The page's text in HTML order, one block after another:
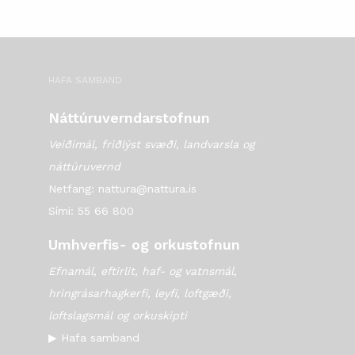
HAFA SAMBAND
Náttúruverndarstofnun
Veiðimál, friðlýst svæði, landvarsla og
náttúruvernd
Netfang: nattura@nattura.is
Sími: 55 66 800
Umhverfis- og orkustofnun
Efnamál, eftirlit, haf- og vatnsmál,
hringrásarhagkerfi, leyfi, loftgæði,
loftslagsmál og orkuskipti
▶ Hafa samband